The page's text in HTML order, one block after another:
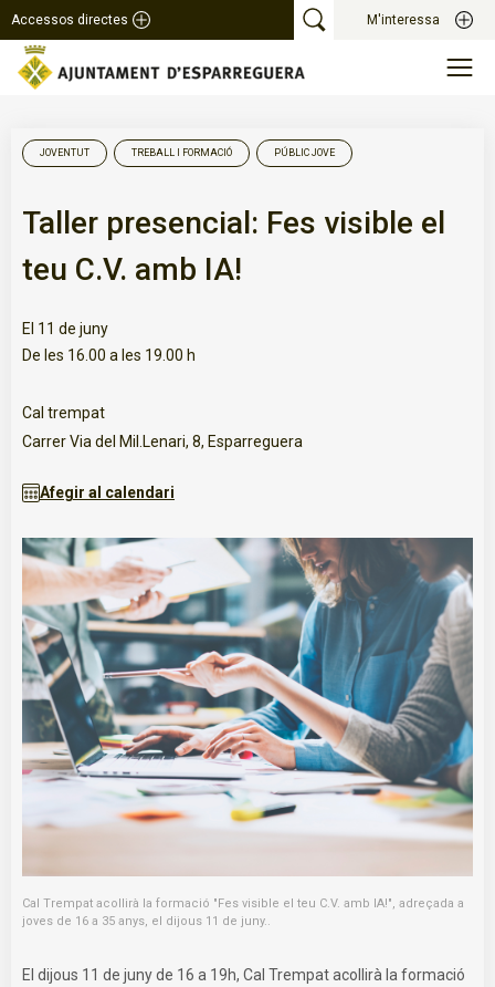
Accessos directes M'interessa
JOVENTUT TREBALL I FORMACIÓ PÚBLIC JOVE
Taller presencial: Fes visible el
teu C.V. amb IA!
El 11 de juny
De les 16.00 a les 19.00 h
Cal trempat
Carrer Via del Mil.Lenari, 8, Esparreguera
Afegir al calendari
Cal Trempat acollirà la formació "Fes visible el teu C.V. amb IA!", adreçada a
joves de 16 a 35 anys, el dijous 11 de juny..
El dijous 11 de juny de 16 a 19h, Cal Trempat acollirà la formació